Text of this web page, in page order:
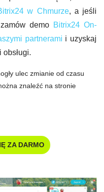
w Chmurze, a jeśli
demo Bitrix24 On-
partnerami i uzyskaj
ulec zmianie od czasu
znaleźć na stronie
ZA DARMO